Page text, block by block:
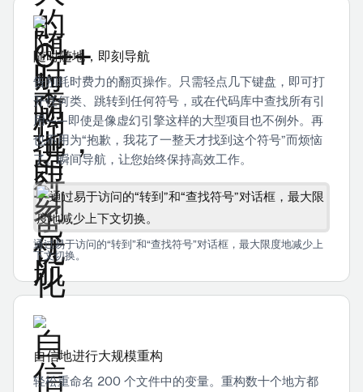
随时随地，即刻导航
告别耗时费力的翻页操作。只需轻点几下键盘，即可打
开任何类、跳转到任何符号，或在代码库中查找所有引
用——即使是像虚幻引擎这样的大型项目也不例外。再
也不用为“抱歉，我花了一整天才找到这个符号”而烦恼
了。瞬间导航，让您始终保持高效工作。
通过易于访问的“转到”和“查找符号”对话框，最大限度地减少上
下文切换。
自信地进行大规模重构
轻松重命名 200 个文件中的变量。重构数十个地方都